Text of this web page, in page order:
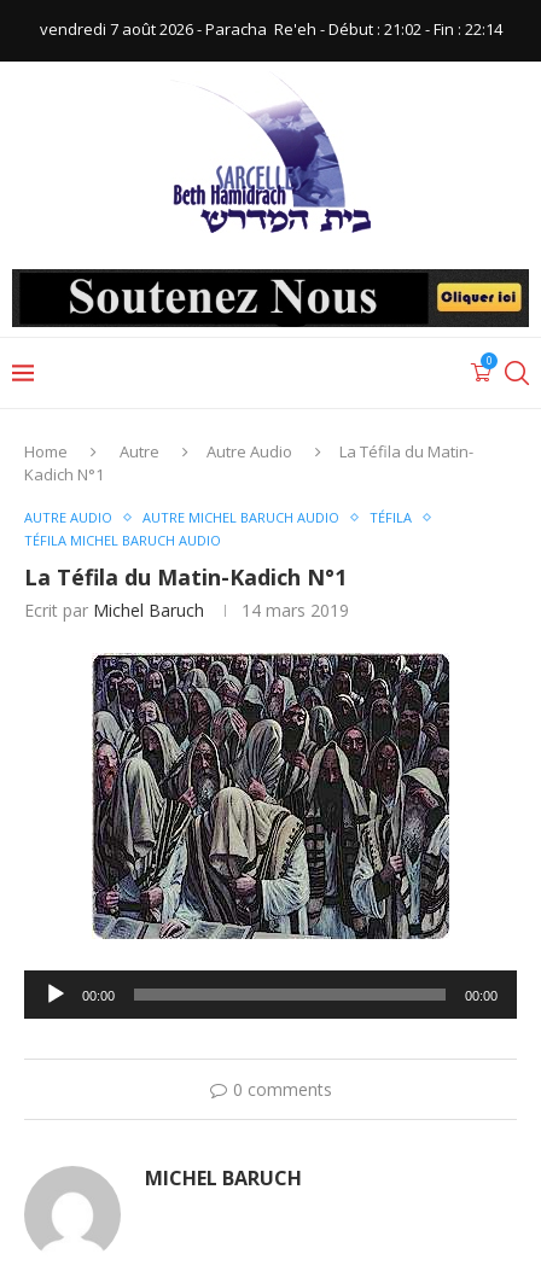
vendredi 7 août 2026 - Paracha ‪ Re'eh‬ - Début : 21:02‬ - Fin : ‪22:14‬
0
Home Autre Autre Audio
La Téfila du Matin-
Kadich N°1
AUTRE AUDIO AUTRE MICHEL BARUCH AUDIO
TÉFILA
TÉFILA MICHEL BARUCH AUDIO
La Téfila du Matin-Kadich N°1
Ecrit par Michel Baruch 14 mars 2019
Lecteur
audio
00:00 00:00
0 comments
MICHEL BARUCH